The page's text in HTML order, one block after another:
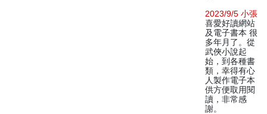
2023/9/5 小張
喜愛好讀網站
及電子書本 很
多年月了。從
武俠小說起
始，到各種書
類，幸得有心
人製作電子本
供方便取用閱
讀，非常感
謝。